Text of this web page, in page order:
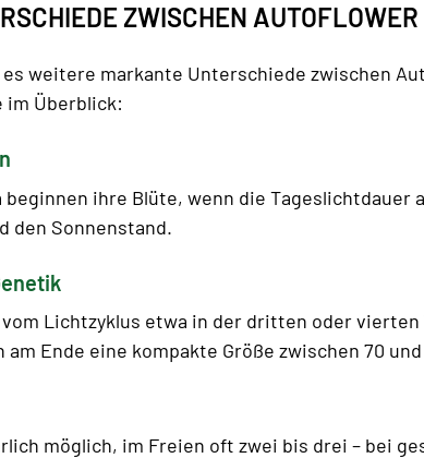
ZWISCHEN
weitere markante Unterschiede zwischen
im Überblick:
ihre Blüte, wenn die Tageslichtdauer
den Sonnenstand.
Lichtzyklus etwa in der dritten oder vierten
Ende eine kompakte Größe zwischen 70
möglich, im Freien oft zwei bis drei – bei